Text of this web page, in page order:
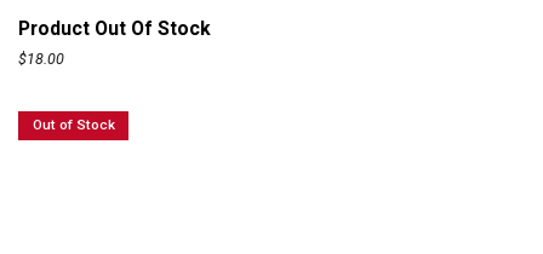
Product Out Of Stock
$18.00
Out of Stock